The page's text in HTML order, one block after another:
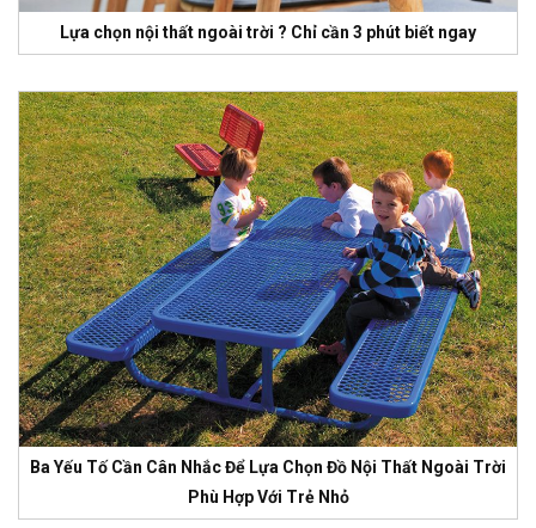
Lựa chọn nội thất ngoài trời ? Chỉ cần 3 phút biết ngay
Ba Yếu Tố Cần Cân Nhắc Để Lựa Chọn Đồ Nội Thất Ngoài Trời
Phù Hợp Với Trẻ Nhỏ